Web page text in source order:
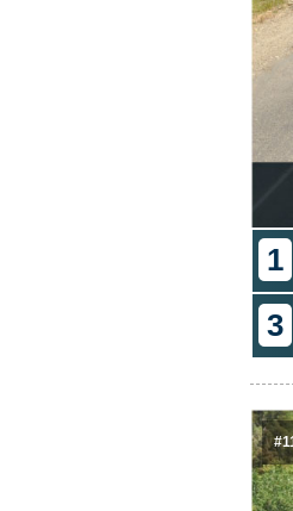
1
3